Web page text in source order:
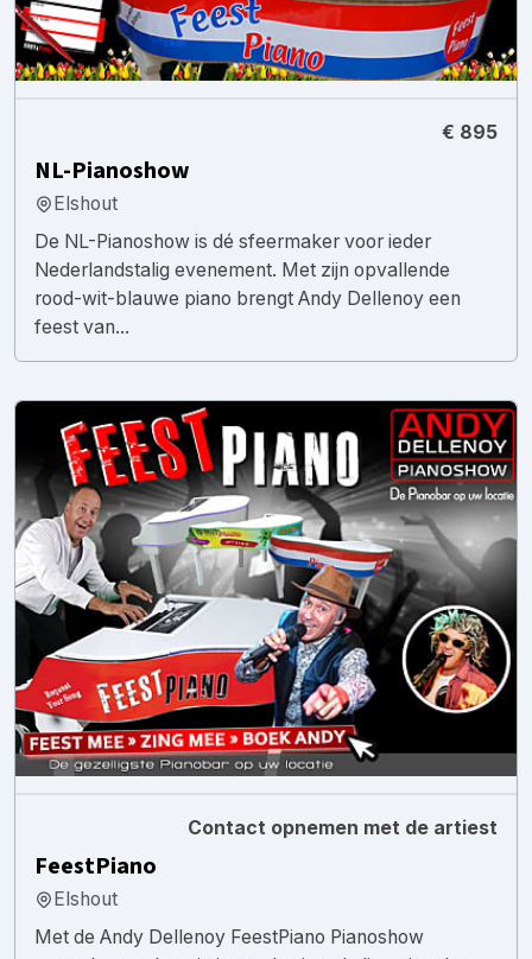
€ 895
NL-Pianoshow
Elshout
De NL-Pianoshow is dé sfeermaker voor ieder
Nederlandstalig evenement. Met zijn opvallende
rood-wit-blauwe piano brengt Andy Dellenoy een
feest van...
Contact opnemen met de artiest
FeestPiano
Elshout
Met de Andy Dellenoy FeestPiano Pianoshow